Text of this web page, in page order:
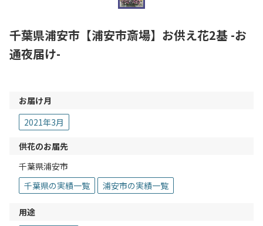
千葉県浦安市【浦安市斎場】お供え花2基 -お
通夜届け-
お届け月
2021年3月
供花のお届先
千葉県浦安市
千葉県の実績一覧
浦安市の実績一覧
用途